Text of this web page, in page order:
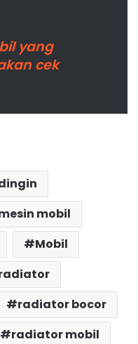
yang
cek
mobil
Mobil
radiator bocor
radiator mobil